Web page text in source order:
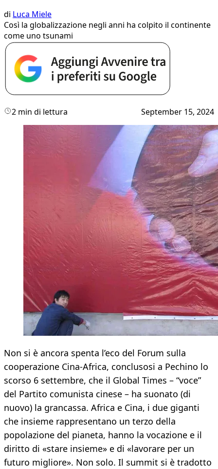
di Luca Miele
Così la globalizzazione negli anni ha colpito il continente
come uno tsunami
2 min di lettura September 15, 2024
Non si è ancora spenta l’eco del Forum sulla
cooperazione Cina-Africa, conclusosi a Pechino lo
scorso 6 settembre, che il Global Times – “voce”
del Partito comunista cinese – ha suonato (di
nuovo) la grancassa. Africa e Cina, i due giganti
che insieme rappresentano un terzo della
popolazione del pianeta, hanno la vocazione e il
diritto di «stare insieme» e di «lavorare per un
futuro migliore». Non solo. Il summit si è tradotto